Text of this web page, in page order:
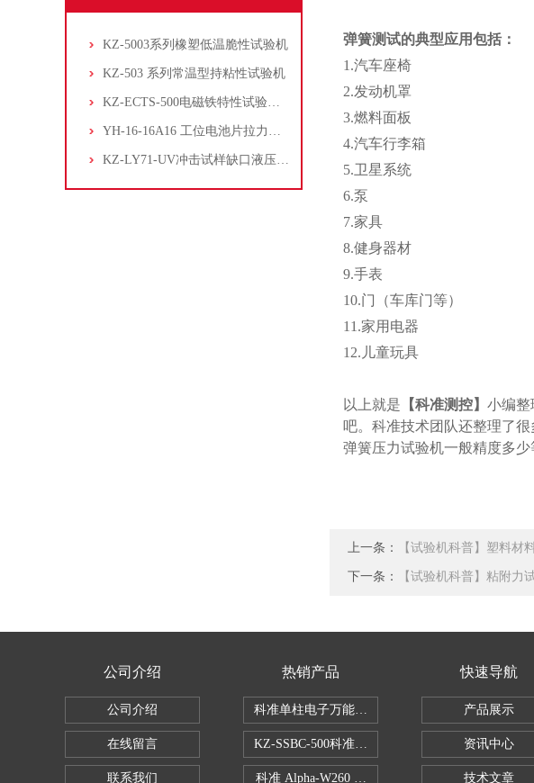
KZ-5003系列橡塑低温脆性试验机
KZ-503 系列常温型持粘性试验机
KZ-ECTS-500电磁铁特性试验系统
YH-16-16A16 工位电池片拉力试验机
KZ-LY71-UV冲击试样缺口液压拉床
弹簧测试的典型应用包括：
1.汽车座椅
2.发动机罩
3.燃料面板
4.汽车行李箱
5.卫星系统
6.泵
7.家具
8.健身器材
9.手表
10.门（车库门等）
11.家用电器
12. 儿童玩具
以上就是 【科准测控】 小编整
吧。科准技术团队还整理了
弹簧压力试验机一般精度多
上一条： 【试验机科普】塑料材
下一条： 【试验机科普】粘附力
公司介绍
公司介绍
在线留言
联系我们
热销产品
科准单柱电子万能拉力机KZ-SSBC-500
KZ-SSBC-500科准单柱电子万能试验机5KG
科准 Alpha-W260 半导体全自动推拉力测试机
快速导航
产品展示
资讯中心
技术文章